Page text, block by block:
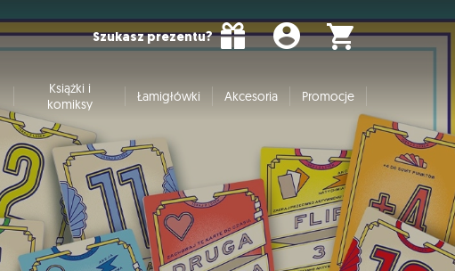
Szukasz prezentu?
Książki i
komiksy
Łamigłówki Akcesoria Promocje